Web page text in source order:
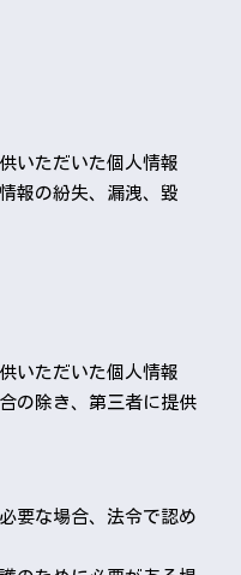
いただいた個人情報
報の紛失、漏洩、毀
いただいた個人情報
の除き、第三者に提供
要な場合、法令で認め